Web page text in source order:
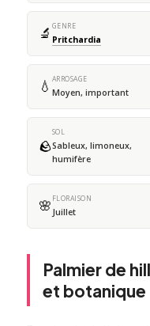
🔬 GENRE
Pritchardia
💧 ARROSAGE
Moyen, important
🪨
SOL
Sableux, limoneux,
humifère
🌸 FLORAISON
Juillet
Palmier de
et botanique